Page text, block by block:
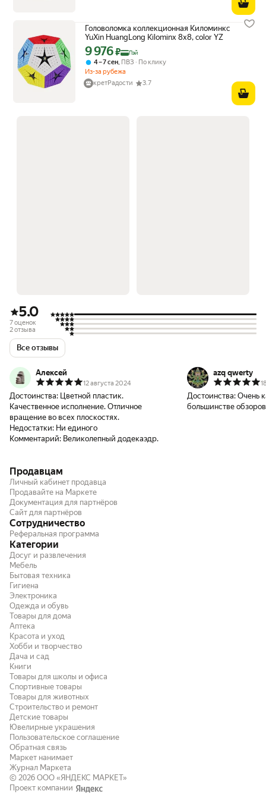
Головоломка коллекционная Киломинкс
YuXin HuangLong Kilominx 8x8, color YZ
Цена с картой Яндекс Пэй 9976 ₽ вместо
9 976₽ Пэй
4 – 7 сен, ПВЗ
По клику
Из-за рубежа
кретРадости
3.7
5.0
7 оценок
2 отзыва
Все отзывы
Алексей
12 августа 2024
Достоинства:
Цветной пластик.
Качественное исполнение. Отличное
вращение во всех плоскостях.
Недостатки: Ни единого
Комментарий: Великолепный додекаэдр.
azq qwerty
Достоинства: Очень
большинстве
Продавцам
Личный кабинет продавца
Продавайте на Маркете
Документация для партнёров
Сайт для партнёров
Сотрудничество
Реферальная программа
Категории
Досуг и развлечения
Мебель
Бытовая техника
Гигиена
Электроника
Одежда и обувь
Товары для дома
Аптека
Красота и уход
Хобби и творчество
Дача и сад
Книги
Товары для школы и офиса
Спортивные товары
Товары для животных
Строительство и ремонт
Детские товары
Ювелирные украшения
Пользовательское соглашение
Обратная связь
Маркет нанимает
Журнал Маркета
© 2026 ООО «ЯНДЕКС МАРКЕТ»
Проект компании